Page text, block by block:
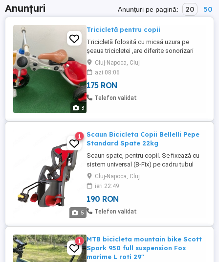
Anunțuri Anunțuri pe pagină: 20 50
3
Tricicletă pentru copii
Tricicletă folosită cu micaă uzura pe
șeaua tricicletei ,are diferite sonorizari
,imitație de animale și diferite melodii .
Cluj-Napoca, Cluj
azi 08:06
175 RON
Telefon validat
5
1
Scaun Bicicleta Copii Bellelli Pepe
Standard Spate 22kg
Scaun spate, pentru copii. Se fixează cu
sistem universal (B-Fix) pe cadru tubul
șeii. Utilizare recomandată până la maxim
7 ani. Greutatea maximă suportată: 22 kg.
Centură de siguranţă (necesită o singură
mână pentru acţionare). Spaţios, suport
reglabil pentru picioare. Cadru din plastic
Cluj-Napoca, Cluj
ieri 22:49
190 RON
Telefon validat
1
MTB bicicleta mountain bike Scott
Spark 950 full suspension Fox
marime L roti 29"